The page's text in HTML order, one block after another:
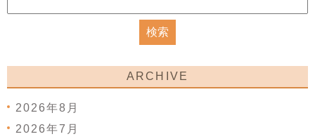
ARCHIVE
2026年8月
2026年7月